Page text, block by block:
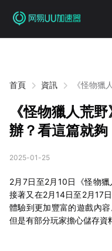
首頁 資訊
《怪物獵
《怪物獵人荒
辦？看這篇就夠
2025-01-25
2月7日至2月10日《怪物獵
接著又在2月14日至2月17
體驗到更加豐富的遊戲內
但是有部分玩家擔心儲存資